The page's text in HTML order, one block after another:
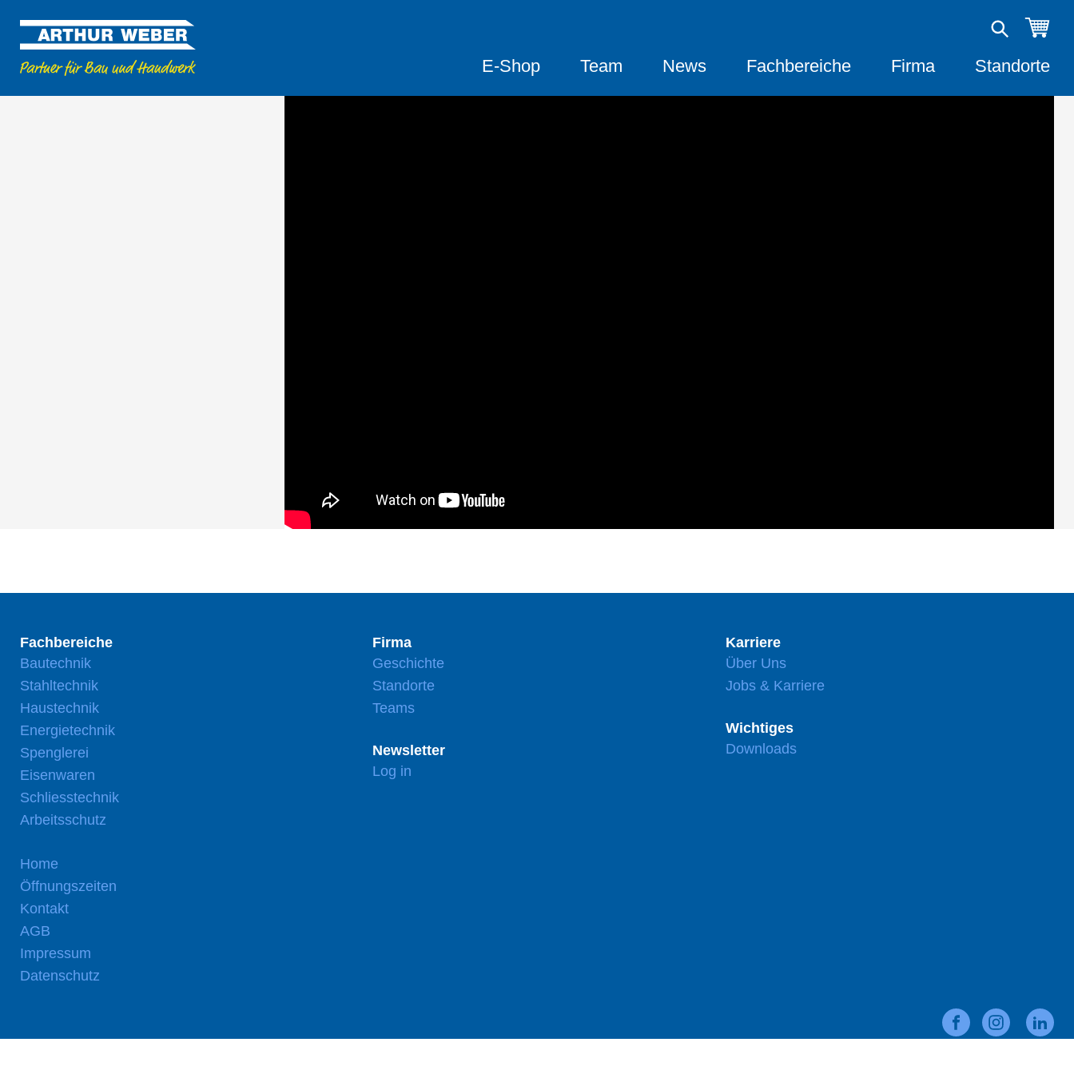
E-Shop Team News Fachbereiche Firma Standorte
Fachbereiche
Bautechnik
Stahltechnik
Haustechnik
Energietechnik
Spenglerei
Eisenwaren
Schliesstechnik
Arbeitsschutz
Firma
Geschichte
Standorte
Teams
Newsletter
Log in
Karriere
Über Uns
Jobs & Karriere
Wichtiges
Downloads
Home
Öffnungszeiten
Kontakt
AGB
Impressum
Datenschutz